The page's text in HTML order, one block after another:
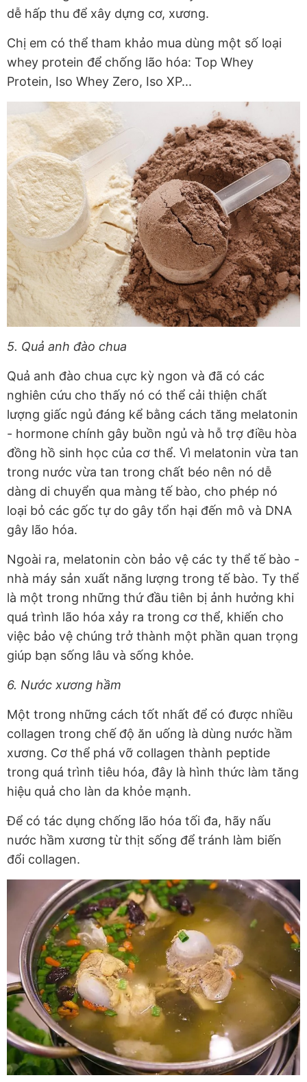
dễ hấp thu để xây dựng cơ, xương.
Chị em có thể tham khảo mua dùng một số loại
whey protein để chống lão hóa: Top Whey
Protein, Iso Whey Zero, Iso XP...
5. Quả anh đào chua
Quả anh đào chua cực kỳ ngon và đã có các
nghiên cứu cho thấy nó có thể cải thiện chất
lượng giấc ngủ đáng kể bằng cách tăng melatonin
- hormone chính gây buồn ngủ và hỗ trợ điều hòa
đồng hồ sinh học của cơ thể. Vì melatonin vừa tan
trong nước vừa tan trong chất béo nên nó dễ
dàng di chuyển qua màng tế bào, cho phép nó
loại bỏ các gốc tự do gây tổn hại đến mô và DNA
gây lão hóa.
Ngoài ra, melatonin còn bảo vệ các ty thể tế bào -
nhà máy sản xuất năng lượng trong tế bào. Ty thể
là một trong những thứ đầu tiên bị ảnh hưởng khi
quá trình lão hóa xảy ra trong cơ thể, khiến cho
việc bảo vệ chúng trở thành một phần quan trọng
giúp bạn sống lâu và sống khỏe.
6. Nước xương hầm
Một trong những cách tốt nhất để có được nhiều
collagen trong chế độ ăn uống là dùng nước hầm
xương. Cơ thể phá vỡ collagen thành peptide
trong quá trình tiêu hóa, đây là hình thức làm tăng
hiệu quả cho làn da khỏe mạnh.
Để có tác dụng chống lão hóa tối đa, hãy nấu
nước hầm xương từ thịt sống để tránh làm biến
đổi collagen.